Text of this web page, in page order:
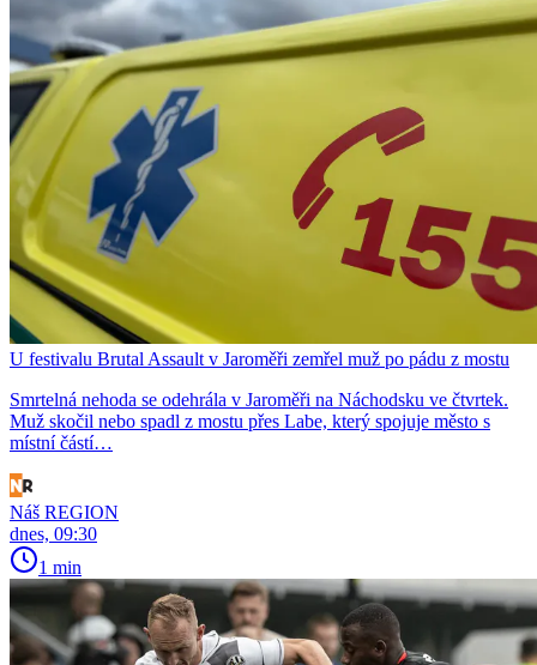
U festivalu Brutal Assault v Jaroměři zemřel muž po pádu z mostu
Smrtelná nehoda se odehrála v Jaroměři na Náchodsku ve čtvrtek.
Muž skočil nebo spadl z mostu přes Labe, který spojuje město s
místní částí…
Náš REGION
dnes, 09:30
1 min